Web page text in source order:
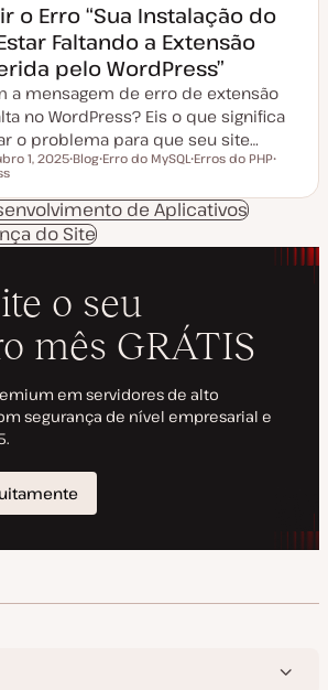
o Erro “Sua Instalação do
Faltando a Extensão
pelo WordPress”
a mensagem de erro de extensão
no WordPress? Eis o que significa
o problema para que seu site…
1, 2025
p
o
d
e
i
g
o
Blog
p
i
o
Erro do MySQL
p
i
o
Erros do PHP
p
o
de Aplicativos
do Site